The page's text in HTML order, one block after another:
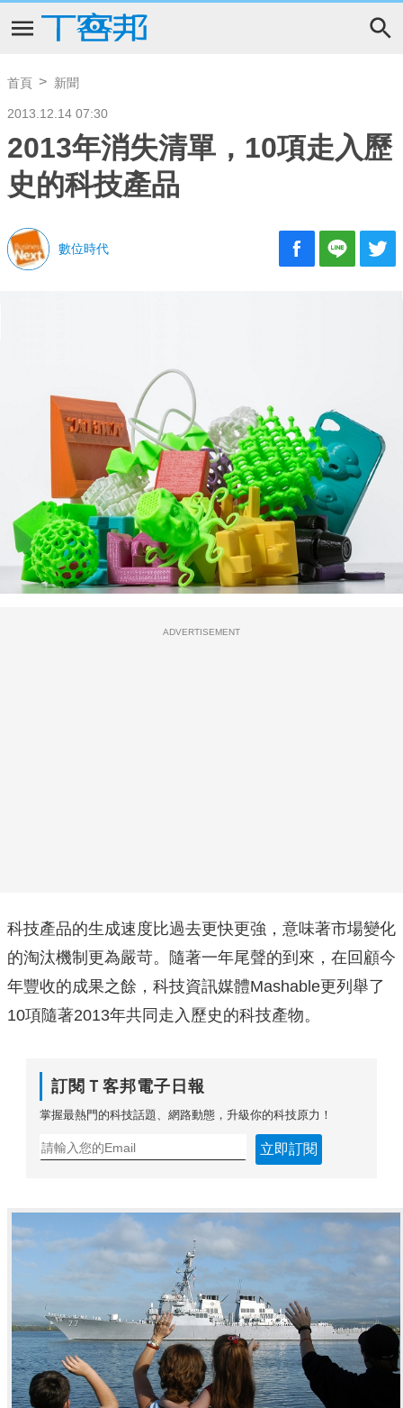
首頁 新聞
2013.12.14 07:30
2013年消失清單，10項走入歷
史的科技產品
數位時代
ADVERTISEMENT
科技產品的生成速度比過去更快更強，意味著市場變化
的淘汰機制更為嚴苛。隨著一年尾聲的到來，在回顧今
年豐收的成果之餘，科技資訊媒體Mashable更列舉了
10項隨著2013年共同走入歷史的科技產物。
訂閱Ｔ客邦電子日報
掌握最熱門的科技話題、網路動態，升級你的科技原力！
立即訂閱